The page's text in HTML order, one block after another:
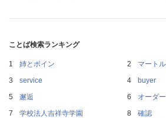
ことば検索ランキング
姉とボイン
マート
service
buyer
邂逅
オーダー
学校法人吉祥寺学園
確認